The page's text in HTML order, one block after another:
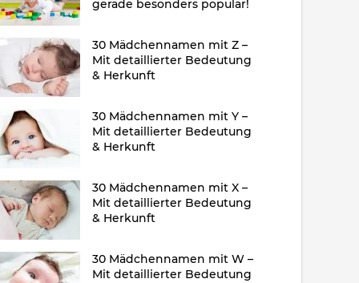
gerade besonders populär!
30 Mädchennamen mit Z –
Mit detaillierter Bedeutung
& Herkunft
30 Mädchennamen mit Y –
Mit detaillierter Bedeutung
& Herkunft
30 Mädchennamen mit X –
Mit detaillierter Bedeutung
& Herkunft
30 Mädchennamen mit W –
Mit detaillierter Bedeutung